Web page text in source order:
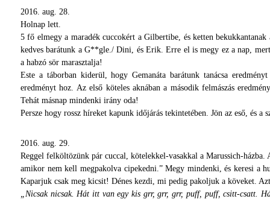
2016. aug. 28.
Holnap lett.
5 fő elmegy a maradék cuccokért a Gilbertibe, és ketten
kedves barátunk a G**gle./ Dini, és Erik. Erre el is megy ez a nap,
a habzó sör marasztalja!
Este a táborban kiderül, hogy Gemanáta barátunk tanácsa
eredményt hoz. Az első köteles aknában a második felmászás
Tehát másnap mindenki irány oda!
Persze hogy rossz híreket kapunk időjárás tekintetében. Jön az eső, és a
2016. aug. 29.
Reggel felköltözünk pár cuccal, kötelekkel-vasakkal a Marussich-
amikor nem kell megpakolva cipekedni.” Megy mindenki, és keresi a
Kaparjuk csak meg kicsit! Dénes kezdi, mi pedig pakoljuk a köveket.
„Nicsak nicsak. Hát itt van egy kis grr, grr, grr, puff, puff, csitt-csatt.